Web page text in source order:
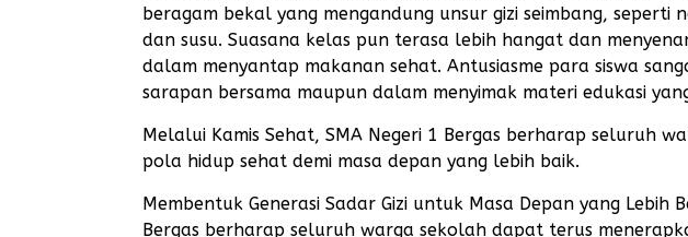
beragam bekal yang mengandung unsur gizi seimbang,
dan susu. Suasana kelas pun terasa lebih hangat dan
dalam menyantap makanan sehat. Antusiasme para siswa
sarapan bersama maupun dalam menyimak materi edukasi
Melalui Kamis Sehat, SMA Negeri 1 Bergas berharap seluruh
pola hidup sehat demi masa depan yang lebih baik.
Membentuk Generasi Sadar Gizi untuk Masa Depan yang Lebih
Bergas berharap seluruh warga sekolah dapat terus